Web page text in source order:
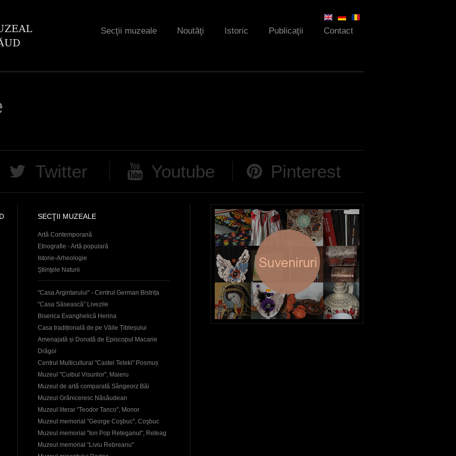
Secţii muzeale Noutăţi Istoric Publicaţii Contact
Twitter Youtube Pinterest
SECŢII MUZEALE
Artă Contemporană
Etnografie - Artă populară
Istorie-Arheologie
Ştiinţele Naturii
"Casa Argintarului" - Centrul German Bistrița
"Casa Săsească" Livezile
Biserica Evanghelică Herina
Casa tradițională de pe Văile Țibleșului
Amenajată și Donată de Episcopul Macarie
Drăgoi
Centrul Multicultural "Castel Teleki" Posmuș
Muzeul "Cuibul Visurilor", Maieru
Muzeul de artă comparată Sângeorz Băi
Muzeul Grăniceresc Năsăudean
Muzeul literar "Teodor Tanco", Monor
Muzeul memorial "George Coşbuc", Coşbuc
Muzeul memorial "Ion Pop Reteganul", Reteag
Muzeul memorial "Liviu Rebreanu"